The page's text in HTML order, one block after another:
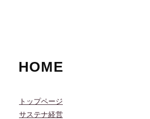
HOME
トップページ
サステナ経営